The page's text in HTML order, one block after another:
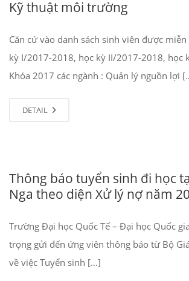
Kỹ thuật môi trường
Căn cứ vào danh sách sinh viên được
kỳ I/2017-2018, học kỳ II/2017-2018, học
Khóa 2017 các ngành : Quản lý nguồn lợi
DETAIL
Thông báo tuyển sinh đi học
Nga theo diện Xử lý nợ năm
Trường Đại học Quốc Tế – Đại học Quốc
trọng gửi đến ứng viên thông báo từ Bộ
về việc Tuyển sinh […]